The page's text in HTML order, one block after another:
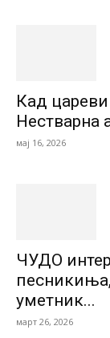
Кад
Нестварна
мај 16, 2026
ЧУДО
уметник...
март 26, 2026